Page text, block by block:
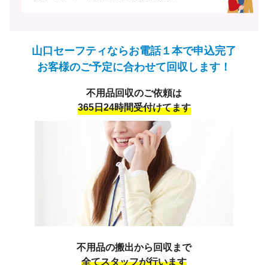
山口セーフティならお電話１本で申込完了
お客様のご予定に合わせて回収します！
不用品回収のご依頼は
365日24時間受付けてます
不用品の搬出から回収まで
全てスタッフが行います